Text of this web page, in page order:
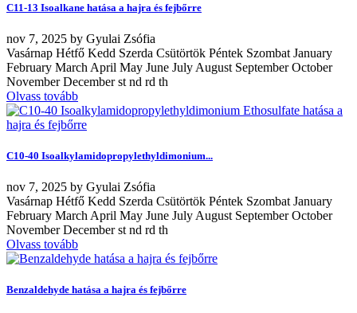
C11-13 Isoalkane hatása a hajra és fejbőrre
nov 7, 2025 by Gyulai Zsófia
Vasárnap Hétfő Kedd Szerda Csütörtök Péntek Szombat January
February March April May June July August September October
November December st nd rd th
Olvass tovább
C10-40 Isoalkylamidopropylethyldimonium...
nov 7, 2025 by Gyulai Zsófia
Vasárnap Hétfő Kedd Szerda Csütörtök Péntek Szombat January
February March April May June July August September October
November December st nd rd th
Olvass tovább
Benzaldehyde hatása a hajra és fejbőrre